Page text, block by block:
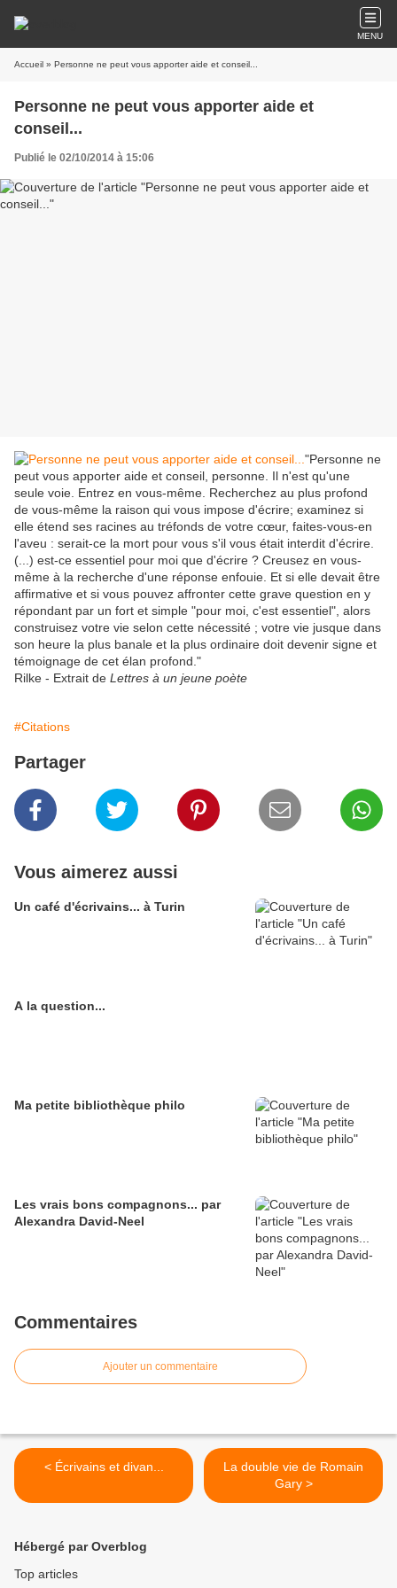
MENU
Accueil » Personne ne peut vous apporter aide et conseil...
Personne ne peut vous apporter aide et
conseil...
Publié le 02/10/2014 à 15:06
"Personne ne
peut vous apporter aide et conseil, personne. Il n'est qu'une
seule voie. Entrez en vous-même. Recherchez au plus profond
de vous-même la raison qui vous impose d'écrire; examinez si
elle étend ses racines au tréfonds de votre cœur, faites-vous-en
l'aveu : serait-ce la mort pour vous s'il vous était interdit d'écrire.
(...) est-ce essentiel pour moi que d'écrire ? Creusez en vous-
même à la recherche d'une réponse enfouie. Et si elle devait être
affirmative et si vous pouvez affronter cette grave question en y
répondant par un fort et simple "pour moi, c'est essentiel", alors
construisez votre vie selon cette nécessité ; votre vie jusque dans
son heure la plus banale et la plus ordinaire doit devenir signe et
témoignage de cet élan profond."
Rilke - Extrait de Lettres à un jeune poète
#Citations
Partager
Vous aimerez aussi
Un café d'écrivains... à Turin
A la question...
Ma petite bibliothèque philo
Les vrais bons compagnons... par
Alexandra David-Neel
Commentaires
Ajouter un commentaire
< Écrivains et divan...
La double vie de Romain
Gary >
Hébergé par Overblog
Top articles